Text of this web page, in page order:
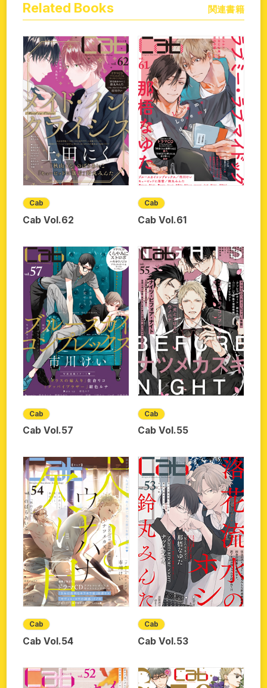
Related Books 関連書籍
Cab
Cab Vol.62
Cab
Cab Vol.61
Cab
Cab Vol.57
Cab
Cab Vol.55
Cab
Cab Vol.54
Cab
Cab Vol.53